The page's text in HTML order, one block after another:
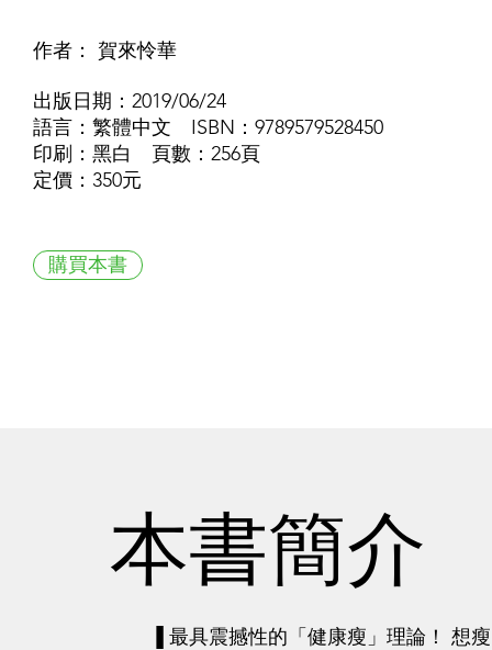
作者： 賀來怜華
出版日期：2019/06/24
語言：繁體中文 ISBN：9789579528450
印刷：黑白 頁數：256頁
定價：350元
購買本書
本書簡介
▐ 最具震撼性的「健康瘦」理論！ 想瘦